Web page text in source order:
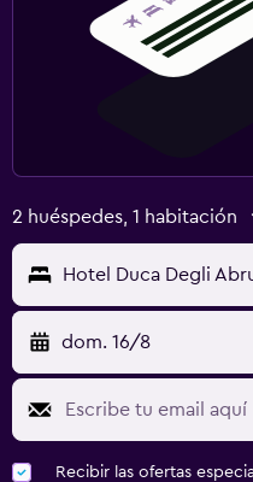
2 huéspedes, 1 habitación
Hotel Duca Degli
dom. 16/8
Recibir las ofertas